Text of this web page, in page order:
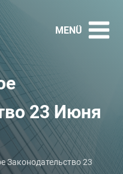
23 Июня
Законодательство 23